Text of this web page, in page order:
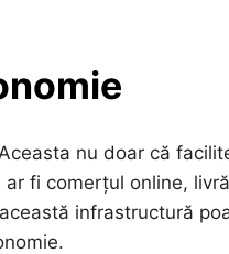
nu doar că
fi comerțul online,
infrastructură